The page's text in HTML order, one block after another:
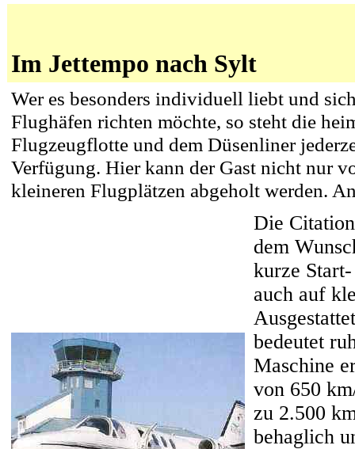
Im Jettempo nach Sylt
Wer es besonders individuell liebt und
Flughäfen richten möchte, so steht die
Flugzeugflotte und dem Düsenliner
Verfügung. Hier kann der Gast nicht nur
kleineren Flugplätzen abgeholt werden.
Die
dem
kurze
auch auf
bedeutet
Maschine
von 650
zu 2.500
behaglich